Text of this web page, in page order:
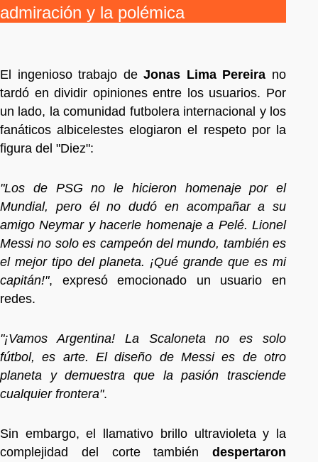
admiración y la polémica
El ingenioso trabajo deJonas Lima Pereira no
tardó en dividir opiniones entre los usuarios. Por
un lado, la comunidad futbolera internacional y los
fanáticos albicelestes elogiaron el respeto por la
figura del "Diez":
"Los de PSG no le hicieron homenaje por el
Mundial, pero él no dudó en acompañar a su
amigo Neymar y hacerle homenaje a Pelé. Lionel
Messi no solo es campeón del mundo, también es
el mejor tipo del planeta. ¡Qué grande que es mi
capitán!", expresó emocionado un usuario en
redes.
"¡Vamos Argentina! La Scaloneta no es solo
fútbol, es arte. El diseño de Messi es de otro
planeta y demuestra que la pasión trasciende
cualquier frontera".
Sin embargo, el llamativo brillo ultravioleta y la
complejidad del corte también despertaron